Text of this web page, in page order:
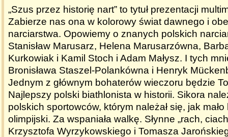
„Szus przez historię nart” to tytuł prezentacji
Zabierze nas ona w kolorowy świat dawnego i
narciarstwa. Opowiemy o znanych polskich
Stanisław Marusarz, Helena Marusarzówna,
Kurkowiak i Kamil Stoch i Adam Małysz. I tych
Bronisława Staszel-Polankówna i Henryk
Jednym z głównym bohaterów wieczoru będzie
Najlepszy polski biathlonista w historii. Sikora
polskich sportowców, którym należał się, jak
olimpijski. Za wspaniała walkę. Słynne „rach,
Krzysztofa Wyrzykowskiego i Tomasza